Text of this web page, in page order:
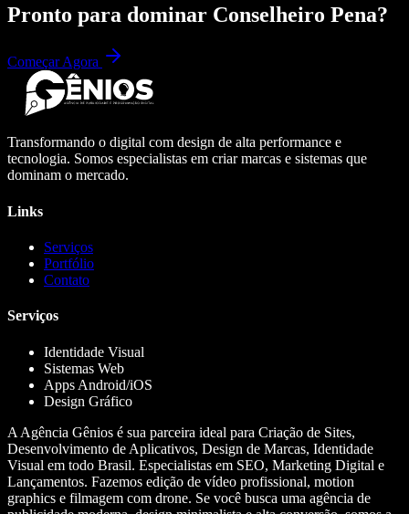
Pronto para dominar Conselheiro Pena?
Começar Agora
Transformando o digital com design de alta performance e
tecnologia. Somos especialistas em criar marcas e sistemas que
dominam o mercado.
Links
Serviços
Portfólio
Contato
Serviços
Identidade Visual
Sistemas Web
Apps Android/iOS
Design Gráfico
A Agência Gênios é sua parceira ideal para Criação de Sites,
Desenvolvimento de Aplicativos, Design de Marcas, Identidade
Visual em todo Brasil. Especialistas em SEO, Marketing Digital e
Lançamentos. Fazemos edição de vídeo profissional, motion
graphics e filmagem com drone. Se você busca uma agência de